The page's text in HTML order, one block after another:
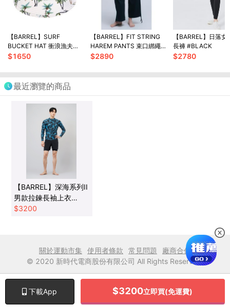
【BARREL】SURF
BUCKET HAT 衝浪漁夫帽
#GREEN PALM
$1650
【BARREL】FIT STRING
HAREM PANTS 束口綁繩
哈倫褲 #BLACK
$2890
【BARREL】日落
長褲 #BLACK
$2780
最近瀏覽的商品
【BARREL】深海系列II
男款拉鍊長袖上衣
#SMOKE
$3200
下載App $3200立即買(免運費)
關於運動市集 使用者條款 常見問題
廠商合作
© 2020 新時代電商股份有限公司 All Rights Reserved.